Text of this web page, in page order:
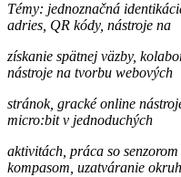
Témy: jednoznačná
adries, QR kódy, nástroje na
získanie spätnej väzby,
nástroje na tvorbu webových
stránok, gracké online
micro:bit v jednoduchých
aktivitách, práca so
kompasom, uzatváranie